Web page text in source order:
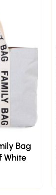
Bag
White